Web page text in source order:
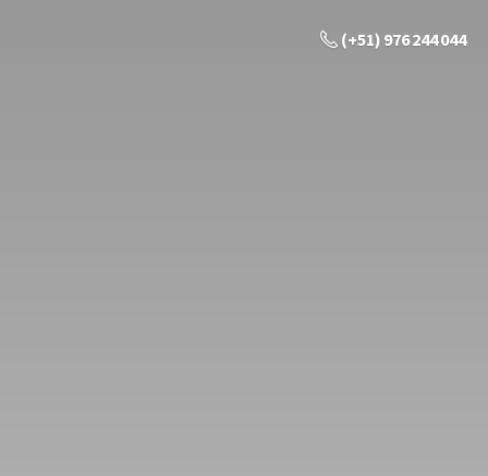
(+51) 976 244 044